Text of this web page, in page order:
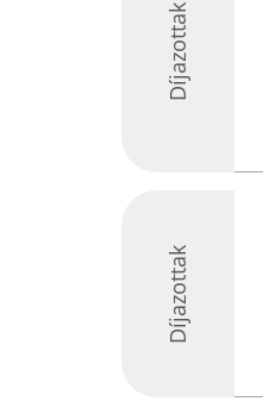
Díjazottak
Díjazottak